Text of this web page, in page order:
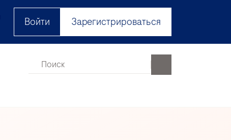
Войти Зарегистрироваться